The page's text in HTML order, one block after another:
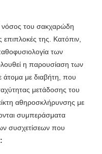
νόσος του σακχαρώδη
επιπλοκές της. Κατόπιν,
των
η παρουσίαση των
άτομα με διαβήτη, που
μετάδοσης του
αθηροσκλήρυνσης με
συμπεράσματα
συσχετίσεων που